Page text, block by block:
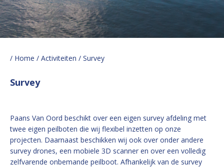
/ Home / Activiteiten / Survey
Survey
Paans Van Oord beschikt over een eigen survey afdeling met
twee eigen peilboten die wij flexibel inzetten op onze
projecten. Daarnaast beschikken wij ook over onder andere
survey drones, een mobiele 3D scanner en over een volledig
zelfvarende onbemande peilboot. Afhankelijk van de survey